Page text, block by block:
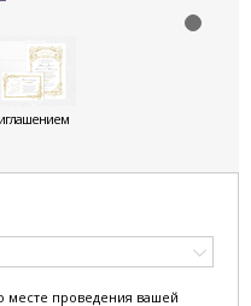
проведения вашей